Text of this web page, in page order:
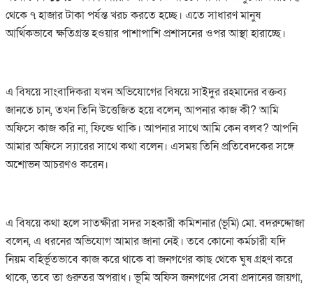
থেকে ৭ হাজার টাকা পর্যন্ত খরচ করতে হচ্ছে। এতে সাধারণ মানুষ
আর্থিকভাবে ক্ষতিগ্রস্ত হওয়ার পাশাপাশি প্রশাসনের ওপর আস্থা হারাচ্ছে।
এ বিষয়ে সাংবাদিকরা যখন অভিযোগের বিষয়ে সাইদুর রহমানের বক্তব্য
জানতে চান, তখন তিনি উত্তেজিত হয়ে বলেন, আপনার কাজ কী? আমি
অফিসে কাজ করি না, ফিল্ডে থাকি। আপনার সাথে আমি কেন বলব? আপনি
আমার অফিসে স্যারের সাথে কথা বলেন। এসময় তিনি প্রতিবেদকের সঙ্গে
অশোভন আচরণও করেন।
এ বিষয়ে কথা হলে সাতক্ষীরা সদর সহকারী কমিশনার (ভূমি) মো. বদরুদ্দোজা
বলেন, এ ধরনের অভিযোগ আমার জানা নেই। তবে কোনো কর্মচারী যদি
নিয়ম বহির্ভূতভাবে কাজ করে থাকে বা জনগণের কাছ থেকে ঘুষ গ্রহণ করে
থাকে, তবে তা গুরুতর অপরাধ। ভূমি অফিস জনগণের সেবা প্রদানের জায়গা,